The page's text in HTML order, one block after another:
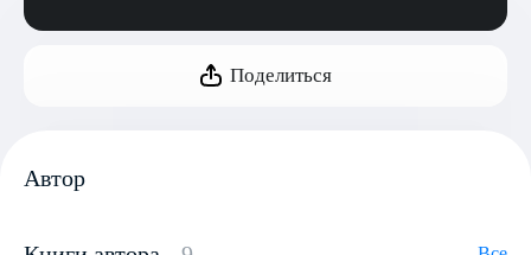
Поделиться
Автор